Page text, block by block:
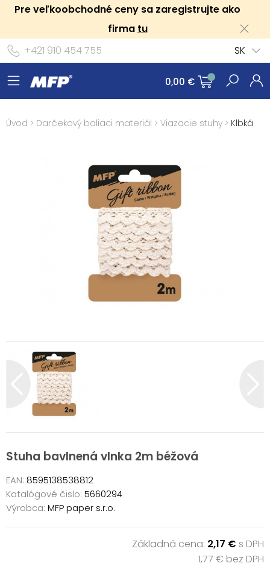
Pre veľkoobchodné ceny sa zaregistrujte ako
firma tu
+421 910 454 755
SK
0,00 €
Úvod > Darčekový baliaci materiál > Viazacie stuhy > Klbká
Stuha bavlnená vlnka 2m béžová
EAN: 8595138538812
Katalógové čislo: 5660294
Výrobca: MFP paper s.r.o.
Základná cena: 2,17 € s DPH
1,77 € bez DPH